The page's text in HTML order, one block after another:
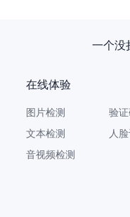
一个没
在线体验
图片检测
文本检测
音视频检测
验
人